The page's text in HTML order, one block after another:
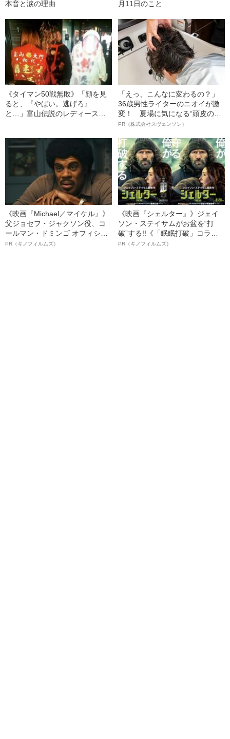
本音と涙の理由 月11日のこと
《タイマン50戦無敗》「顔を見
ると、『やばい。逃げろ』
と…」富山伝説のレディース初
「えっ、こんなに変わるの？」
36歳男性ライターのニオイが激
変！ 夏場に気になる“頭皮のニ
オイ”や“ベタつき”を解消す
ト”が生み出した徹底ケアとは
PR（株式会社スヴェンソン）
《映画『Michael／マイケル』》
父ジョセフ・ジャクソン役、コ
ールマン・ドミンゴ オフィシャ
ルインタビュー“観客を魅了した
PR（キノフィルムズ）
《映画『シェルター』》ジェイ
ソン・ステイサムがお盆を“打
破”する!!《「眠眠打破」コラ
ボ》
PR（キノフィルムズ）